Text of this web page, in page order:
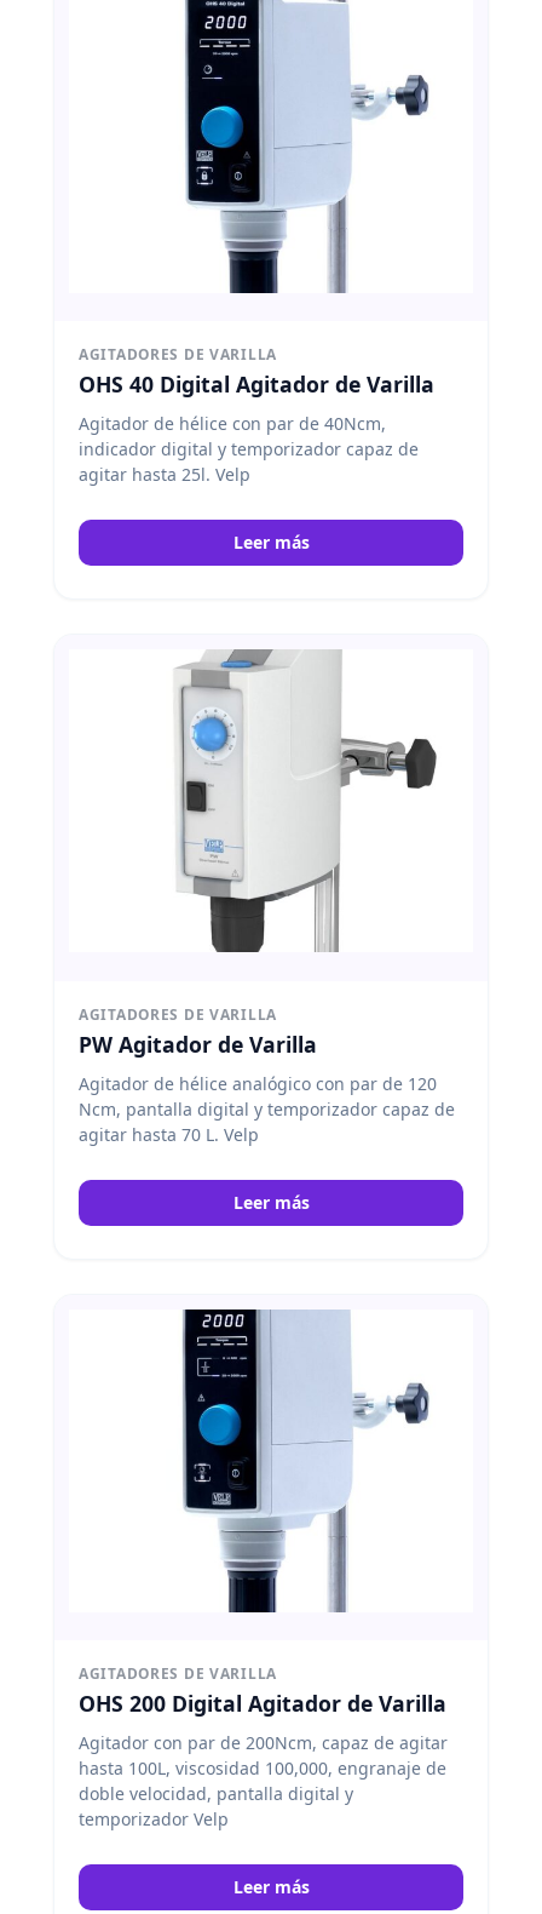
AGITADORES DE VARILLA
OHS 40 Digital Agitador de Varilla
Agitador de hélice con par de 40Ncm,
indicador digital y temporizador capaz de
agitar hasta 25l. Velp
Leer más
AGITADORES DE VARILLA
PW Agitador de Varilla
Agitador de hélice analógico con par de 120
Ncm, pantalla digital y temporizador capaz de
agitar hasta 70 L. Velp
Leer más
AGITADORES DE VARILLA
OHS 200 Digital Agitador de Varilla
Agitador con par de 200Ncm, capaz de agitar
hasta 100L, viscosidad 100,000, engranaje de
doble velocidad, pantalla digital y
temporizador Velp
Leer más